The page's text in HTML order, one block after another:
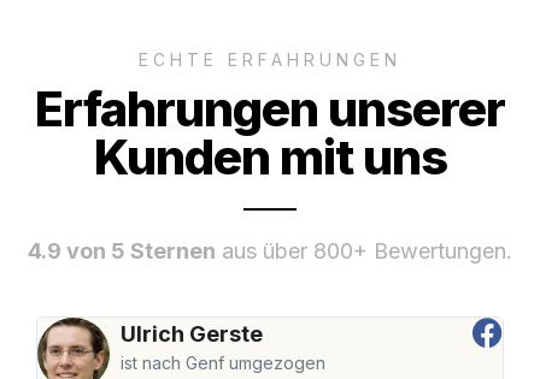
ECHTE ERFAHRUNGEN
Erfahrungen unserer
Kunden mit uns
4.9 von 5 Sternen aus über 800+ Bewertungen.
Ulrich Gerste
ist nach Genf umgezogen